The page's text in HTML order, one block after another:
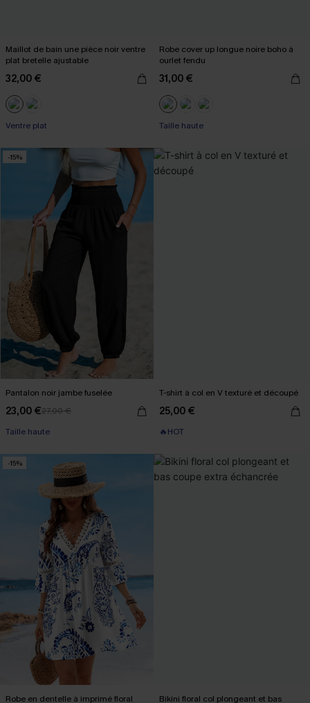
Maillot de bain une pièce noir ventre
plat bretelle ajustable
32,00 €
Ventre plat
Robe cover up longue noire boho à
ourlet fendu
31,00 €
Taille haute
-15%
Pantalon noir jambe fuselée
23,00 €27,00 €
Taille haute
T-shirt à col en V texturé et découpé
25,00 €
🔥HOT
-15%
Robe en dentelle à imprimé floral Bikini floral col plongeant et bas